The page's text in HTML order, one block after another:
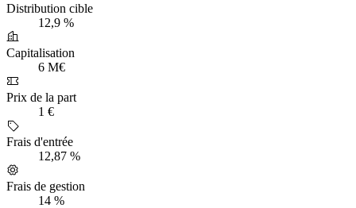
Distribution cible
12,9 %
Capitalisation
6 M€
Prix de la part
1 €
Frais d'entrée
12,87 %
Frais de gestion
14 %